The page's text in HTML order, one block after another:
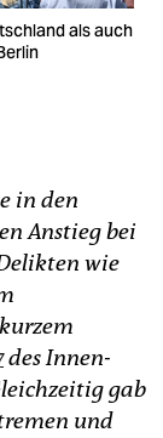
als auch
in den
Anstieg bei
wie
des Innen-
gab
und